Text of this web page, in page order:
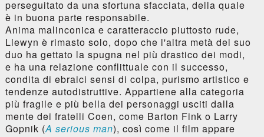
perseguitato da una sfortuna sfacciata, della quale
è in buona parte responsabile.
Anima malinconica e caratteraccio piuttosto rude,
Llewyn è rimasto solo, dopo che l'altra metà del suo
duo ha gettato la spugna nel più drastico dei modi,
e ha una relazione conflittuale con il successo,
condita di ebraici sensi di colpa, purismo artistico e
tendenze autodistruttive. Appartiene alla categoria
più fragile e più bella dei personaggi usciti dalla
mente dei fratelli Coen, come Barton Fink o Larry
Gopnik (A serious man), così come il film appare